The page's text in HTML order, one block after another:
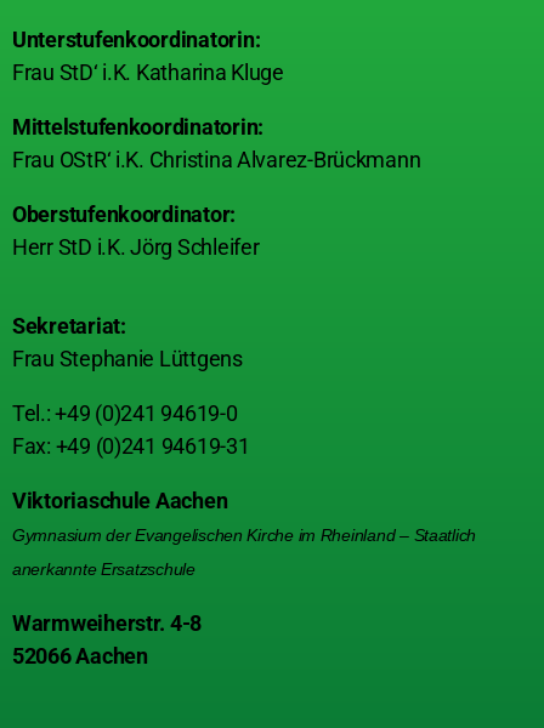
Unterstufenkoordinatorin:
Frau StD‘ i.K. Katharina Kluge
Mittelstufenkoordinatorin:
Frau OStR‘ i.K. Christina Alvarez-Brückmann
Oberstufenkoordinator:
Herr StD i.K. Jörg Schleifer
Sekretariat:
Frau Stephanie Lüttgens
Tel.: +49 (0)241 94619-0
Fax: +49 (0)241 94619-31
Viktoriaschule Aachen
Gymnasium der Evangelischen Kirche im Rheinland – Staatlich
anerkannte Ersatzschule
Warmweiherstr. 4-8
52066 Aachen